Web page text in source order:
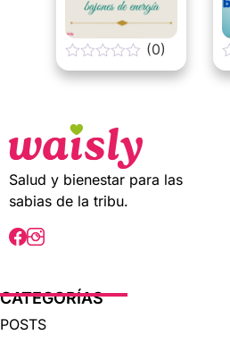
0
o
f
5
(0)
0
Salud y bienestar para las
sabias de la tribu.
CATEGORÍAS
POSTS